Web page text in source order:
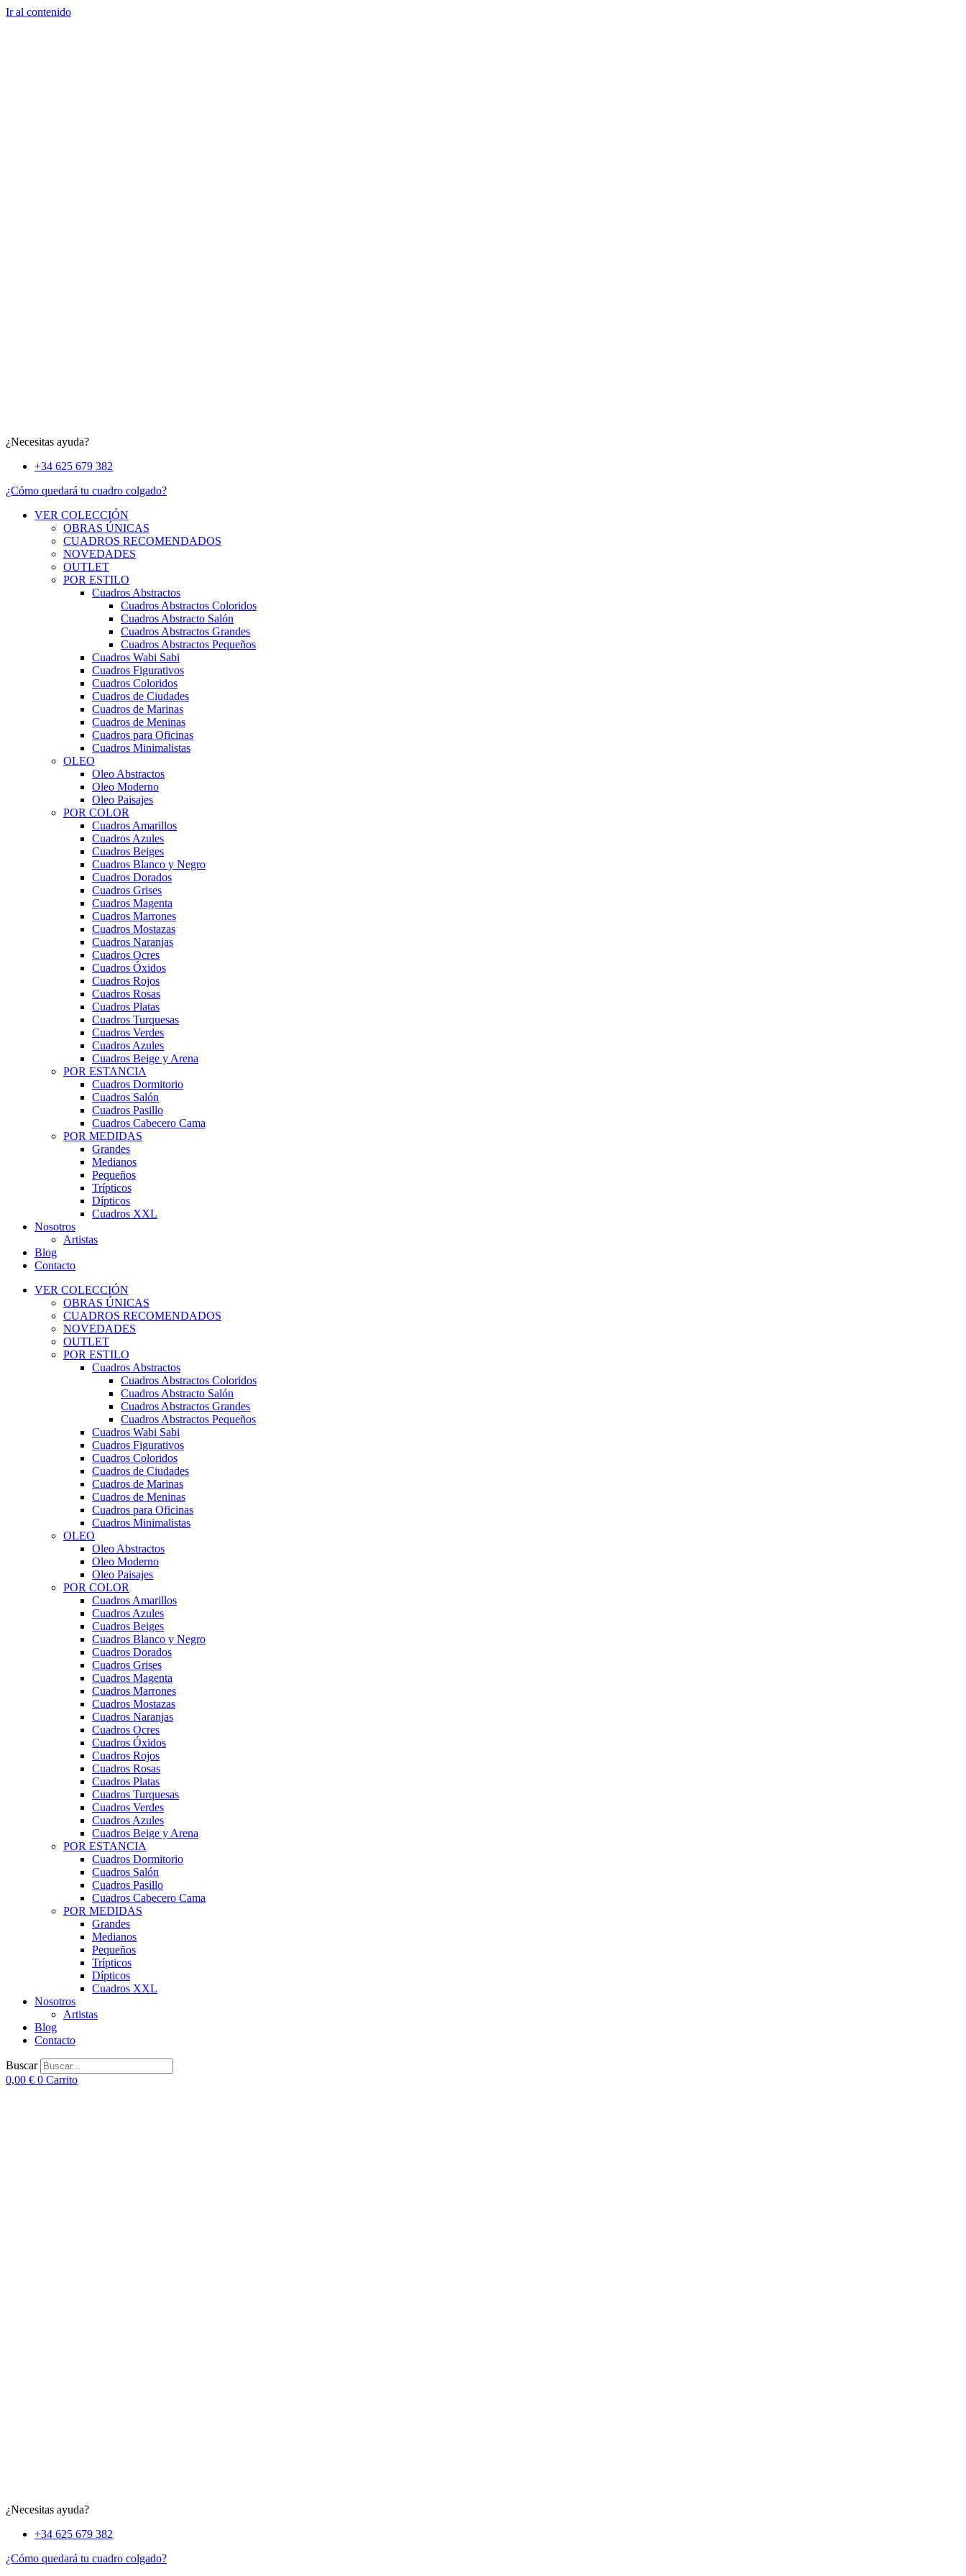
Ir al contenido
¿Necesitas ayuda?
+34 625 679 382
¿Cómo quedará tu cuadro colgado?
VER COLECCIÓN
OBRAS ÚNICAS
CUADROS RECOMENDADOS
NOVEDADES
OUTLET
POR ESTILO
Cuadros Abstractos
Cuadros Abstractos Coloridos
Cuadros Abstracto Salón
Cuadros Abstractos Grandes
Cuadros Abstractos Pequeños
Cuadros Wabi Sabi
Cuadros Figurativos
Cuadros Coloridos
Cuadros de Ciudades
Cuadros de Marinas
Cuadros de Meninas
Cuadros para Oficinas
Cuadros Minimalistas
OLEO
Oleo Abstractos
Oleo Moderno
Oleo Paisajes
POR COLOR
Cuadros Amarillos
Cuadros Azules
Cuadros Beiges
Cuadros Blanco y Negro
Cuadros Dorados
Cuadros Grises
Cuadros Magenta
Cuadros Marrones
Cuadros Mostazas
Cuadros Naranjas
Cuadros Ocres
Cuadros Óxidos
Cuadros Rojos
Cuadros Rosas
Cuadros Platas
Cuadros Turquesas
Cuadros Verdes
Cuadros Azules
Cuadros Beige y Arena
POR ESTANCIA
Cuadros Dormitorio
Cuadros Salón
Cuadros Pasillo
Cuadros Cabecero Cama
POR MEDIDAS
Grandes
Medianos
Pequeños
Trípticos
Dípticos
Cuadros XXL
Nosotros
Artistas
Blog
Contacto
VER COLECCIÓN
OBRAS ÚNICAS
CUADROS RECOMENDADOS
NOVEDADES
OUTLET
POR ESTILO
Cuadros Abstractos
Cuadros Abstractos Coloridos
Cuadros Abstracto Salón
Cuadros Abstractos Grandes
Cuadros Abstractos Pequeños
Cuadros Wabi Sabi
Cuadros Figurativos
Cuadros Coloridos
Cuadros de Ciudades
Cuadros de Marinas
Cuadros de Meninas
Cuadros para Oficinas
Cuadros Minimalistas
OLEO
Oleo Abstractos
Oleo Moderno
Oleo Paisajes
POR COLOR
Cuadros Amarillos
Cuadros Azules
Cuadros Beiges
Cuadros Blanco y Negro
Cuadros Dorados
Cuadros Grises
Cuadros Magenta
Cuadros Marrones
Cuadros Mostazas
Cuadros Naranjas
Cuadros Ocres
Cuadros Óxidos
Cuadros Rojos
Cuadros Rosas
Cuadros Platas
Cuadros Turquesas
Cuadros Verdes
Cuadros Azules
Cuadros Beige y Arena
POR ESTANCIA
Cuadros Dormitorio
Cuadros Salón
Cuadros Pasillo
Cuadros Cabecero Cama
POR MEDIDAS
Grandes
Medianos
Pequeños
Trípticos
Dípticos
Cuadros XXL
Nosotros
Artistas
Blog
Contacto
Buscar
0,00 € 0 Carrito
¿Necesitas ayuda?
+34 625 679 382
¿Cómo quedará tu cuadro colgado?